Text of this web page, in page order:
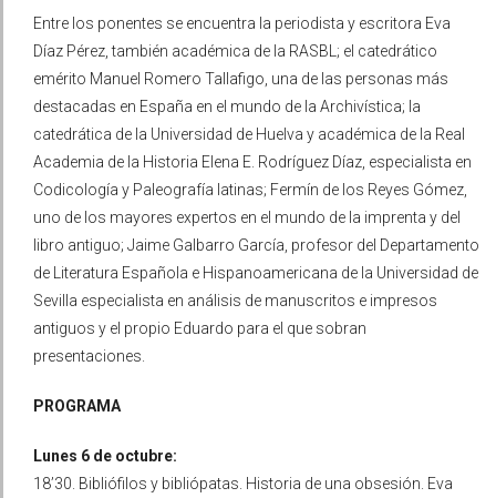
Entre los ponentes se encuentra la periodista y escritora Eva
Díaz Pérez, también académica de la RASBL; el catedrático
emérito Manuel Romero Tallafigo, una de las personas más
destacadas en España en el mundo de la Archivística; la
catedrática de la Universidad de Huelva y académica de la Real
Academia de la Historia Elena E. Rodríguez Díaz, especialista en
Codicología y Paleografía latinas; Fermín de los Reyes Gómez,
uno de los mayores expertos en el mundo de la imprenta y del
libro antiguo; Jaime Galbarro García, profesor del Departamento
de Literatura Española e Hispanoamericana de la Universidad de
Sevilla especialista en análisis de manuscritos e impresos
antiguos y el propio Eduardo para el que sobran
presentaciones.
PROGRAMA
Lunes 6 de octubre:
18’30. Bibliófilos y bibliópatas. Historia de una obsesión. Eva